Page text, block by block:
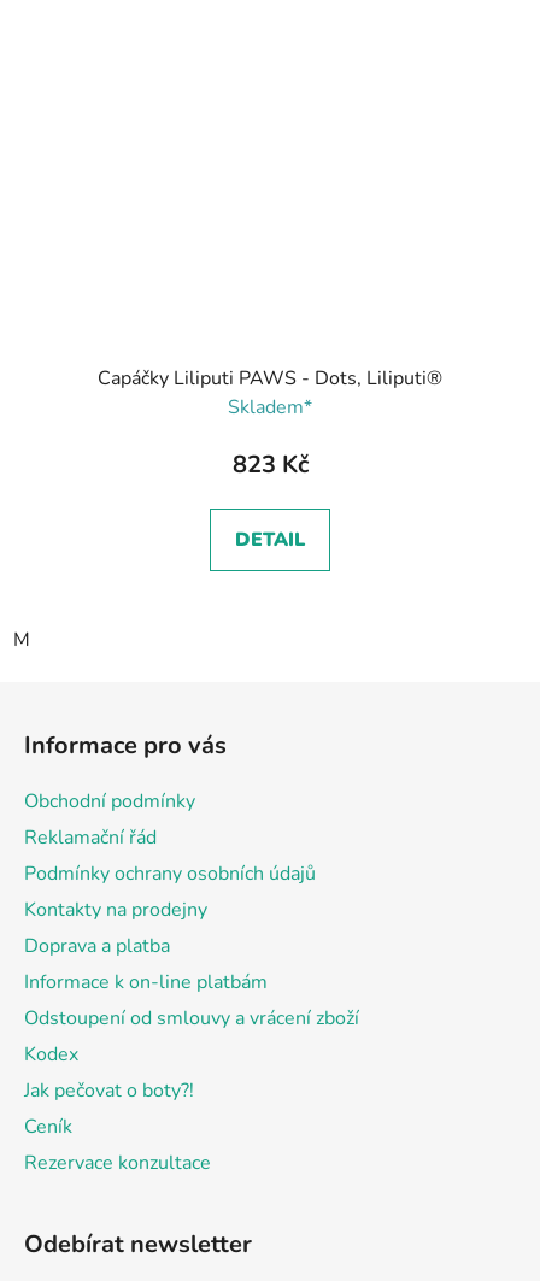
Capáčky Liliputi PAWS - Dots, Liliputi®
Skladem*
823 Kč
DETAIL
M
Informace pro vás
Obchodní podmínky
Reklamační řád
Podmínky ochrany osobních údajů
Kontakty na prodejny
Doprava a platba
Informace k on-line platbám
Odstoupení od smlouvy a vrácení zboží
Kodex
Jak pečovat o boty?!
Ceník
Rezervace konzultace
Odebírat newsletter